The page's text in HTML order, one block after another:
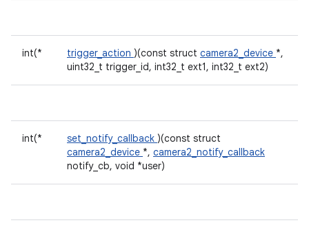
int(* trigger_action )(const struct camera2_device *,
uint32_t trigger_id, int32_t ext1, int32_t ext2)
int(* set_notify_callback )(const struct
camera2_device *, camera2_notify_callback
notify_cb, void *user)